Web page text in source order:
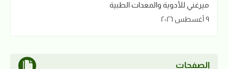
ميرغني للأدوية والمعدات الطبية
٩ أغسطس ٢٠٢٦
الصفحات